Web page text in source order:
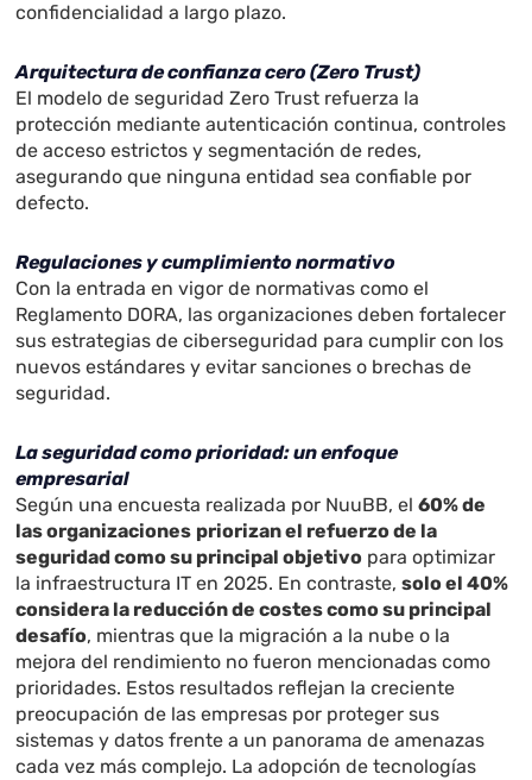
confidencialidad a largo plazo.
Arquitectura de confianza cero (Zero Trust)
El modelo de seguridad Zero Trust refuerza la
protección mediante autenticación continua, controles
de acceso estrictos y segmentación de redes,
asegurando que ninguna entidad sea confiable por
defecto.
Regulaciones y cumplimiento normativo
Con la entrada en vigor de normativas como el
Reglamento DORA, las organizaciones deben fortalecer
sus estrategias de ciberseguridad para cumplir con los
nuevos estándares y evitar sanciones o brechas de
seguridad.
La seguridad como prioridad: un enfoque
empresarial
Según una encuesta realizada por NuuBB, el60% de
las organizaciones priorizan el refuerzo de la
seguridad como su principal objetivo para optimizar
la infraestructura IT en 2025. En contraste,solo el 40%
considera la reducción de costes como su principal
desafío, mientras que la migración a la nube o la
mejora del rendimiento no fueron mencionadas como
prioridades. Estos resultados reflejan la creciente
preocupación de las empresas por proteger sus
sistemas y datos frente a un panorama de amenazas
cada vez más complejo. La adopción de tecnologías